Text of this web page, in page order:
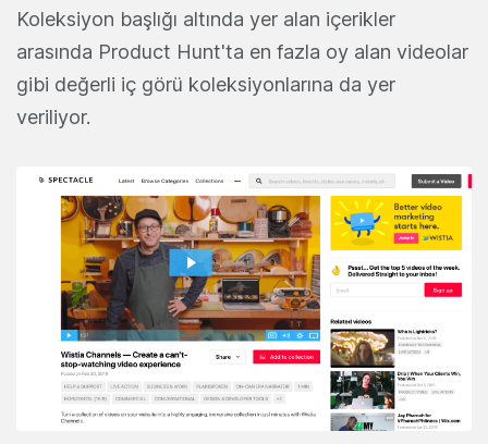
Koleksiyon başlığı altında yer alan içerikler
arasında Product Hunt'ta en fazla oy alan videolar
gibi değerli iç görü koleksiyonlarına da yer
veriliyor.